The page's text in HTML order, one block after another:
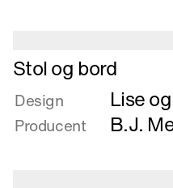
Læs
mere
om
Stol
og
Stol og bord
Design Lise
Producent B.J.